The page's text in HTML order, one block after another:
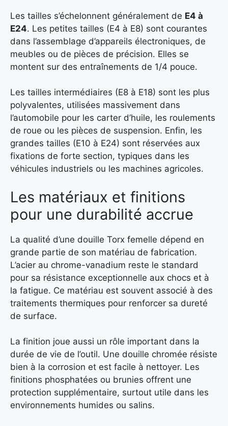
Les tailles s’échelonnent généralement de E4 à
E24. Les petites tailles (E4 à E8) sont courantes
dans l’assemblage d’appareils électroniques, de
meubles ou de pièces de précision. Elles se
montent sur des entraînements de 1/4 pouce.
Les tailles intermédiaires (E8 à E18) sont les plus
polyvalentes, utilisées massivement dans
l’automobile pour les carter d’huile, les roulements
de roue ou les pièces de suspension. Enfin, les
grandes tailles (E10 à E24) sont réservées aux
fixations de forte section, typiques dans les
véhicules industriels ou les machines agricoles.
Les matériaux et finitions
pour une durabilité accrue
La qualité d’une douille Torx femelle dépend en
grande partie de son matériau de fabrication.
L’acier au chrome-vanadium reste le standard
pour sa résistance exceptionnelle aux chocs et à
la fatigue. Ce matériau est souvent associé à des
traitements thermiques pour renforcer sa dureté
de surface.
La finition joue aussi un rôle important dans la
durée de vie de l’outil. Une douille chromée résiste
bien à la corrosion et est facile à nettoyer. Les
finitions phosphatées ou brunies offrent une
protection supplémentaire, surtout utile dans les
environnements humides ou salins.